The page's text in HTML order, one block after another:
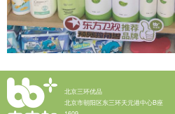
北京三环优品
北京市朝阳区东三环天元港中心B座